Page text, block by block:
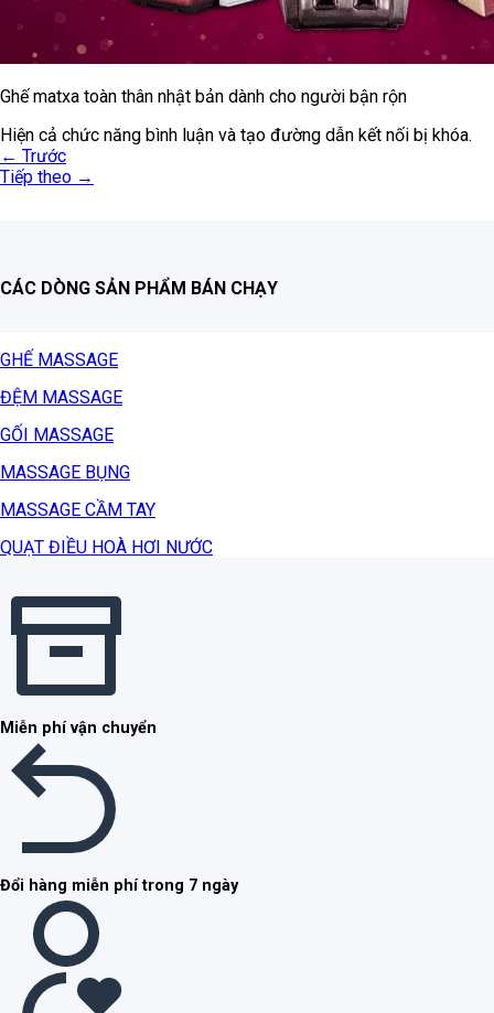
Ghế matxa toàn thân nhật bản dành cho người bận rộn
Hiện cả chức năng bình luận và tạo đường dẫn kết nối bị khóa.
← Trước
Tiếp theo →
CÁC DÒNG SẢN PHẨM BÁN CHẠY
GHẾ MASSAGE
ĐỆM MASSAGE
GỐI MASSAGE
MASSAGE BỤNG
MASSAGE CẦM TAY
QUẠT ĐIỀU HOÀ HƠI NƯỚC
Miễn phí vận chuyển
Đổi hàng miễn phí trong 7 ngày